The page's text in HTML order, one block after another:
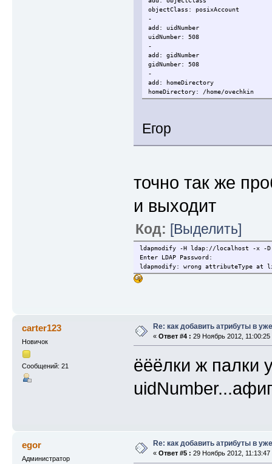
objectClass: posixAccount
-
add: uidNumber
uidNumber: 508
-
add: gidNumber
gidNumber: 508
-
add: homeDirectory
homeDirectory: /home/ovechkin
Егор
точно так же
и выходит
Код: [Выделить]
ldapmodify -H ldap://localhost -x -
Enter LDAP Password:
ldapmodify: wrong attributeType at
carter123
Новичок
Сообщений: 21
Re: как добавить атрибуты в
« Ответ #4 : 29 Ноябрь 2012, 11:00:25
ёёёлки ж палки
egor
Администратор
Re: как добавить атрибуты в
« Ответ #5 : 29 Ноябрь 2012, 11:13:47